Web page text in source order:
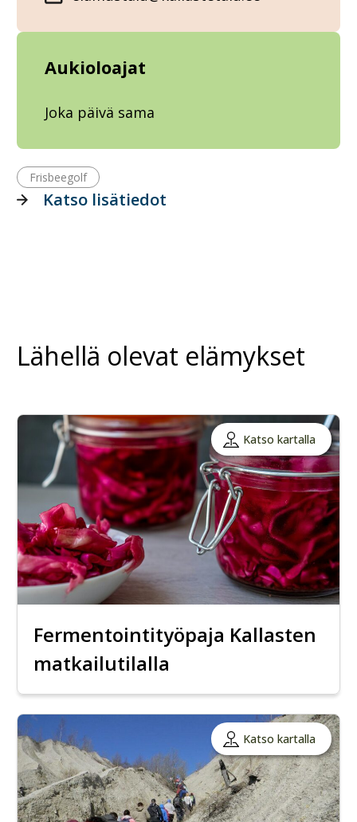
Aukioloajat
Joka päivä sama
Frisbeegolf
Katso lisätiedot
Lähellä olevat elämykset
Katso kartalla
Fermentointityöpaja Kallasten
matkailutilalla
Katso kartalla